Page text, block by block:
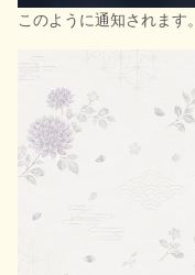
このように通知されます。